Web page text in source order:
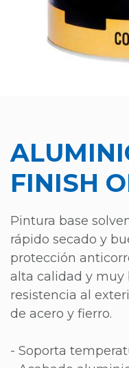
FINISH
Pintura base
rápido secado y
protección
alta calidad y muy
resistencia al
de acero y fierro.
- Soporta